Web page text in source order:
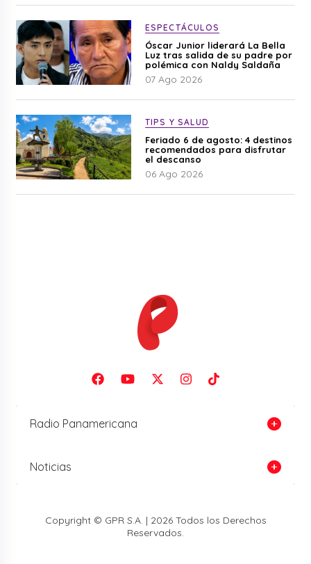
ESPECTÁCULOS
Óscar Junior liderará La Bella
Luz tras salida de su padre por
polémica con Naldy Saldaña
07 Ago 2026
TIPS Y SALUD
Feriado 6 de agosto: 4 destinos
recomendados para disfrutar
el descanso
06 Ago 2026
Radio Panamericana
Noticias
Copyright © GPR S.A. | 2026 Todos los Derechos
Reservados.